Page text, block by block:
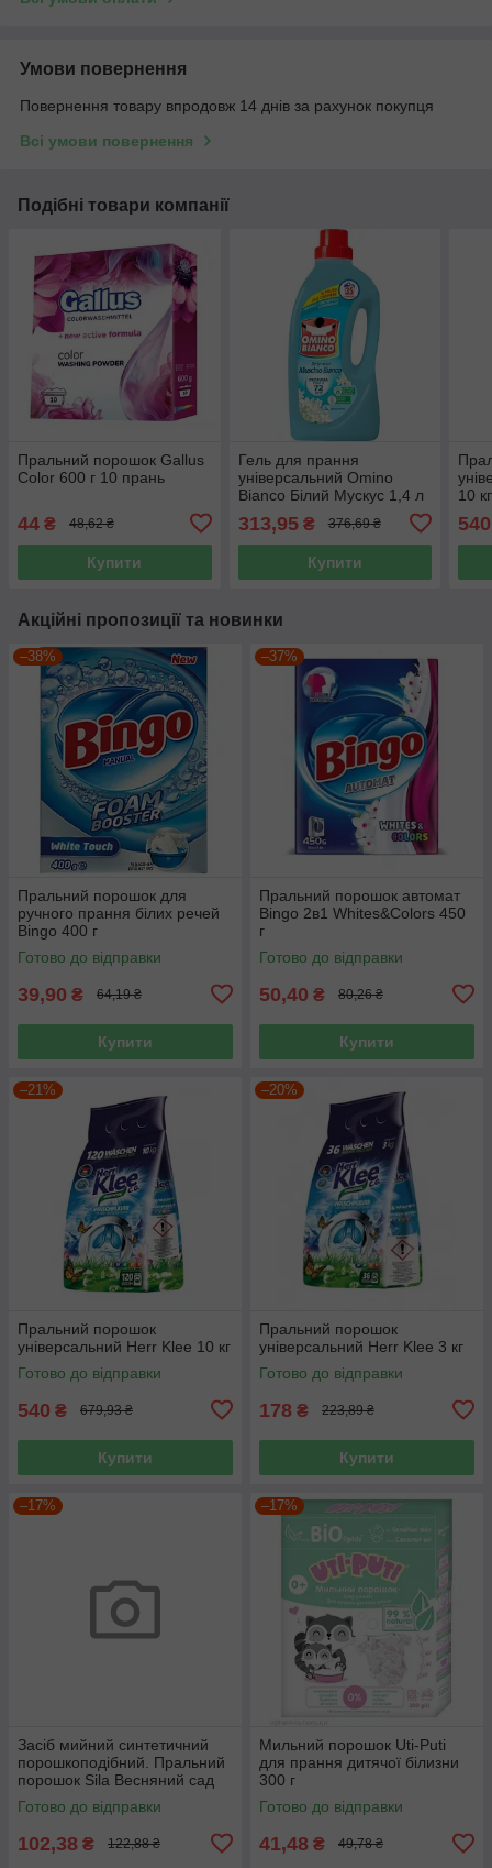
Умови повернення
Повернення товару впродовж 14 днів за рахунок покупця
Всі умови повернення
Подібні товари компанії
Пральний порошок Gallus
Color 600 г 10 прань
44 ₴ 48,62 ₴
Купити
Гель для прання
універсальний Omino
Bianco Білий Мускус 1,4 л
313,95₴ 376,69 ₴
Купити
10 кг
540
Акційні пропозиції та новинки
–38%
Пральний порошок для
ручного прання білих речей
Bingo 400 г
Готово до відправки
39,90 ₴ 64,19 ₴
Купити
–37%
Пральний порошок автомат
Bingo 2в1 Whites&Colors 450
г
Готово до відправки
50,40 ₴ 80,26 ₴
Купити
–21%
Пральний порошок
універсальний Herr Klee 10 кг
Готово до відправки
540 ₴ 679,93 ₴
Купити
–20%
Пральний порошок
універсальний Herr Klee 3 кг
Готово до відправки
178 ₴ 223,89 ₴
Купити
–17%
Засіб мийний синтетичний
порошкоподібний. Пральний
порошок Sila Весняний сад
1,2 кг
Готово до відправки
102,38 ₴ 122,88 ₴
–17%
Мильний порошок Uti-Puti
для прання дитячої білизни
300 г
Готово до відправки
41,48 ₴ 49,78 ₴